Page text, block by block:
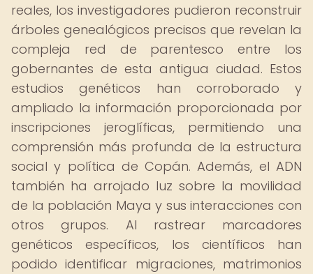
reales, los investigadores pudieron reconstruir
árboles genealógicos precisos que revelan la
compleja red de parentesco entre los
gobernantes de esta antigua ciudad. Estos
estudios genéticos han corroborado y
ampliado la información proporcionada por
inscripciones jeroglíficas, permitiendo una
comprensión más profunda de la estructura
social y política de Copán. Además, el ADN
también ha arrojado luz sobre la movilidad
de la población Maya y sus interacciones con
otros grupos. Al rastrear marcadores
genéticos específicos, los científicos han
podido identificar migraciones, matrimonios